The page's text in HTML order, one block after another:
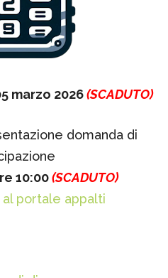
marzo 2026(SCADUTO)
domanda di
10:00(SCADUTO)
portale appalti